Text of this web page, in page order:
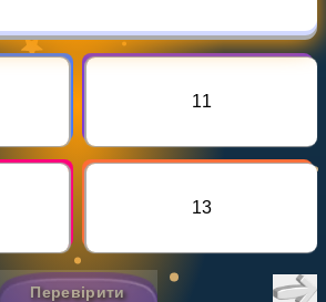
11
13
Перевірити